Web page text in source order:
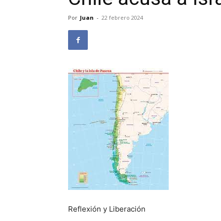
Por Juan - 22 febrero 2024
Reflexión y Liberación